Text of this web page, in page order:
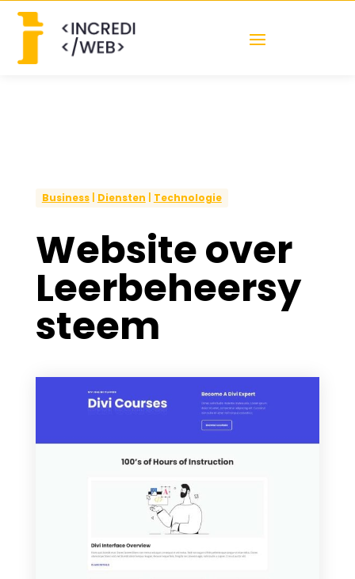
Business| Diensten Technologie
Website over
Leerbeheersy
steem